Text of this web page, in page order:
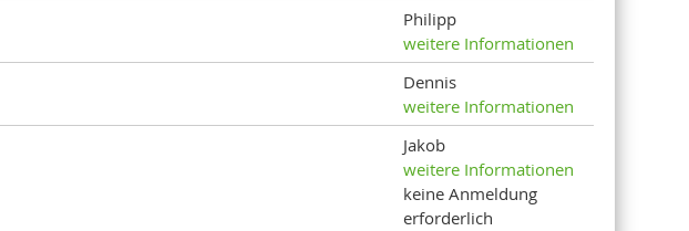
Philipp
weitere Informationen
Dennis
weitere Informationen
Jakob
weitere Informationen
keine Anmeldung
erforderlich